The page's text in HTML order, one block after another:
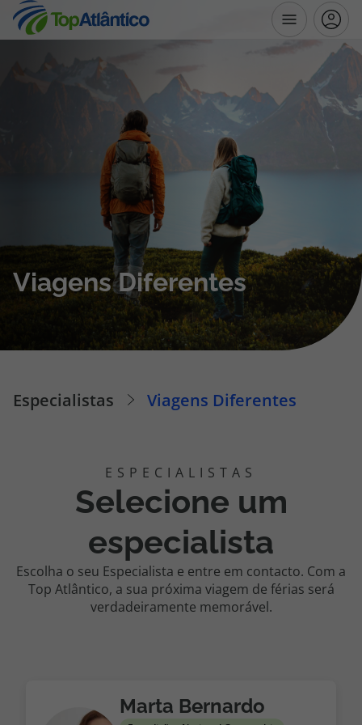
Voos + Hotel
Pacotes de Férias
Disneyland ® Paris
Escapadinhas
Cruzeiros
Especialistas
Cheque Viagem
Rede de Lojas
Blog TopViagens
Viagens Diferentes
Especialistas Viagens Diferentes
Selecione um
especialista
Escolha o seu Especialista e entre em contacto. Com a
Top Atlântico, a sua próxima viagem de férias será
verdadeiramente memorável.
Marta Bernardo